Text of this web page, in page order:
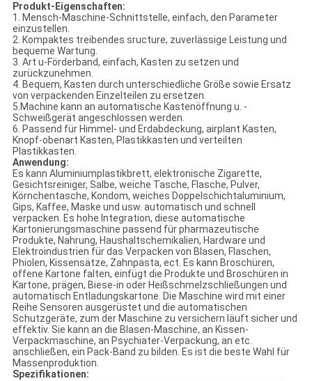
Produkt-Eigenschaften:
1. Mensch-Maschine-Schnittstelle, einfach, den Parameter
einzustellen.
2. Kompaktes treibendes sructure, zuverlässige Leistung und
bequeme Wartung.
3. Art u-Förderband, einfach, Kasten zu setzen und
zurückzunehmen.
4. Bequem, Kasten durch unterschiedliche Größe sowie Ersatz
von verpackenden Einzelteilen zu ersetzen.
5.Machine kann an automatische Kastenöffnung u. -
Schweißgerät angeschlossen werden.
6. Passend für Himmel- und Erdabdeckung, airplant Kasten,
Knopf-obenart Kasten, Plastikkasten und verteilten
Plastikkasten.
Anwendung:
Es kann Aluminiumplastikbrett, elektronische Zigarette,
Gesichtsreiniger, Salbe, weiche Tasche, Flasche, Pulver,
Körnchentasche, Kondom, weiches Doppelschichtaluminium,
Gips, Kaffee, Maske und usw. automatisch und schnell
verpacken. Es hohe Integration, diese automatische
Kartonierungsmaschine passend für pharmazeutische
Produkte, Nahrung, Haushaltschemikalien, Hardware und
Elektroindustrien für das Verpacken von Blasen, Flaschen,
Phiolen, Kissensätze, Zahnpasta, ect. Es kann Broschüren,
offene Kartone falten, einfügt die Produkte und Broschüren in
Kartone, prägen, Biese-in oder Heißschmelzschließungen und
automatisch Entladungskartone. Die Maschine wird mit einer
Reihe Sensoren ausgerüstet und die automatischen
Schutzgeräte, zum der Maschine zu versichern läuft sicher und
effektiv. Sie kann an die Blasen-Maschine, an Kissen-
Verpackmaschine, an Psychiater-Verpackung, an etc.
anschließen, ein Pack-Band zu bilden. Es ist die beste Wahl für
Massenproduktion.
Spezifikationen: